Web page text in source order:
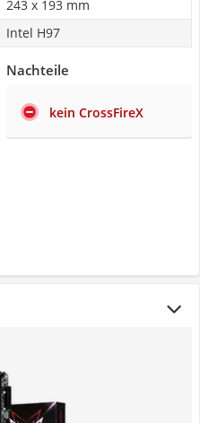
243 x 193 mm
Intel H97
Nachteile
kein CrossFireX